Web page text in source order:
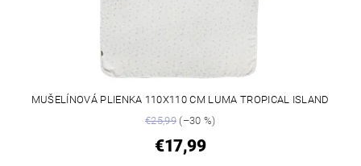
MUŠELÍNOVÁ PLIENKA 110X110 CM LUMA TROPICAL ISLAND
€25,99(–30 %)
€17,99